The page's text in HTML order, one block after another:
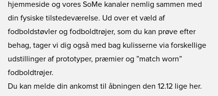
hjemmeside og vores SoMe kanaler nemlig sammen med
din fysiske tilstedeværelse. Ud over et væld af
fodboldstøvler og fodboldtrøjer, som du kan prøve efter
behag, tager vi dig også med bag kulisserne via forskellige
udstillinger af prototyper, præmier og ”match worn”
fodboldtrøjer.
Du kan melde din ankomst til åbningen den 12.12 lige her.